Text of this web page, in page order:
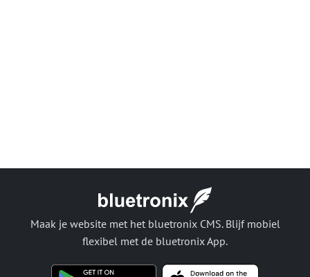
Maak je website met het bluetronix CMS. Blijf mobiel
flexibel met de bluetronix App.